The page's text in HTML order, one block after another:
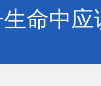
命中应